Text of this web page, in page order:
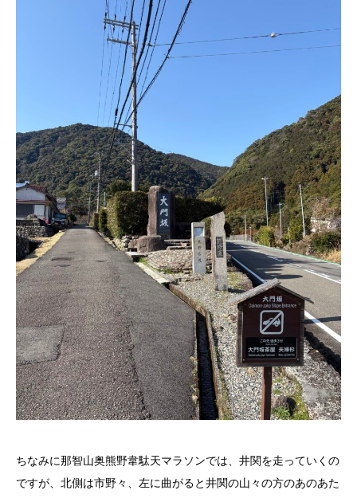
ちなみに那智山奥熊野韋駄天マラソンでは、井関を走っていくの
ですが、北側は市野々、左に曲がると井関の山々の方のあのあた